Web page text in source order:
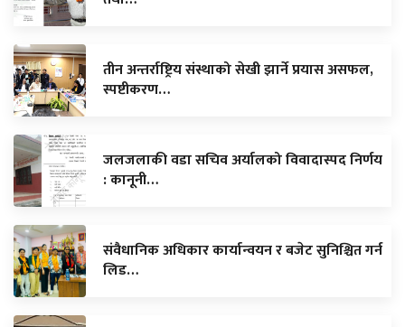
तीन अन्तर्राष्ट्रिय संस्थाको सेखी झार्ने प्रयास असफल,
स्पष्टीकरण…
जलजलाकी वडा सचिव अर्यालको विवादास्पद निर्णय
: कानूनी…
संवैधानिक अधिकार कार्यान्वयन र बजेट सुनिश्चित गर्न
लिड…